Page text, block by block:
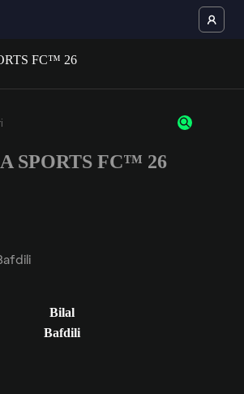
minimo di 3 caratteri o numeri.
SPORTS FC™ 26
Bilal
Bafdili